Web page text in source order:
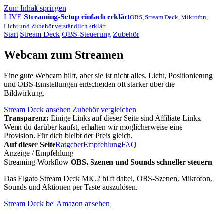
Zum Inhalt springen
LIVE Streaming-Setup einfach erklärtOBS, Stream Deck, Mikrofon,
Licht und Zubehör verständlich erklärt
Start Stream Deck OBS-Steuerung Zubehör
Webcam zum Streamen
Eine gute Webcam hilft, aber sie ist nicht alles. Licht, Positionierung
und OBS-Einstellungen entscheiden oft stärker über die
Bildwirkung.
Stream Deck ansehen Zubehör vergleichen
Transparenz: Einige Links auf dieser Seite sind Affiliate-Links.
Wenn du darüber kaufst, erhalten wir möglicherweise eine
Provision. Für dich bleibt der Preis gleich.
Auf dieser SeiteRatgeberEmpfehlungFAQ
Anzeige / Empfehlung
Streaming-Workflow OBS, Szenen und Sounds schneller steuern
Das Elgato Stream Deck MK.2 hilft dabei, OBS-Szenen, Mikrofon,
Sounds und Aktionen per Taste auszulösen.
Stream Deck bei Amazon ansehen